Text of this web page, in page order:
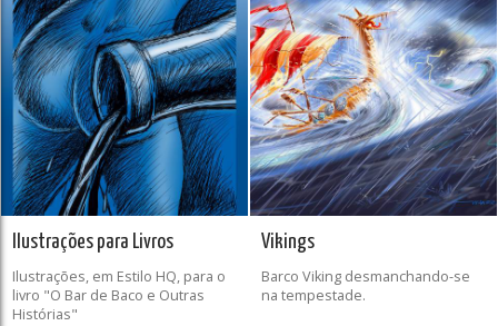
Ilustrações para Livros
Ilustrações, em Estilo HQ, para o
livro "O Bar de Baco e Outras
Histórias"
Vikings
Barco Viking desmanchando-se
na tempestade.